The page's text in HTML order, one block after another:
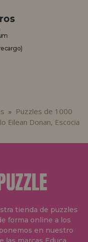
»
Puzzles de 1000
Eilean Donan, Escocia
tienda de puzzles
forma online a los
en nuestro